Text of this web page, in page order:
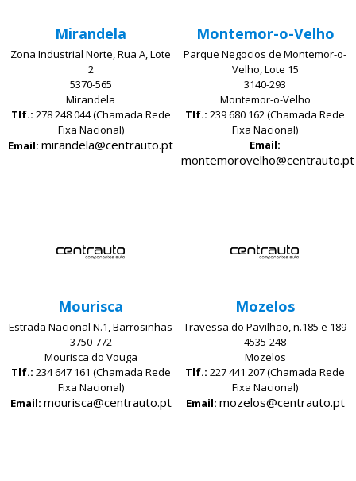
Mirandela
Zona Industrial Norte, Rua A, Lote
2
5370-565
Mirandela
Tlf.: 278 248 044 (Chamada Rede
Fixa Nacional)
Email: mirandela@centrauto.pt
Montemor-o-Velho
Parque Negocios de Montemor-o-
Velho, Lote 15
3140-293
Montemor-o-Velho
Tlf.:239 680 162 (Chamada Rede
Fixa Nacional)
Email:
montemorovelho@centrauto.pt
Mourisca
Estrada Nacional N.1, Barrosinhas
3750-772
Mourisca do Vouga
Tlf.: 234 647 161 (Chamada Rede
Fixa Nacional)
Email: mourisca@centrauto.pt
Mozelos
Travessa do Pavilhao, n.185 e 189
4535-248
Mozelos
Tlf.:227 441 207 (Chamada Rede
Fixa Nacional)
Email: mozelos@centrauto.pt